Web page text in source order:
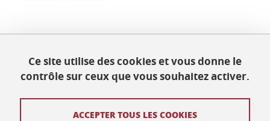
Maison des Langues et des Cultures
Université Grenoble Alpes
BP 25
Tél. +33 (0) 4 76 82 77 48
Ce site utilise des cookies et vous donne le
contrôle sur ceux que vous souhaitez activer.
ACCEPTER TOUS LES COOKIES